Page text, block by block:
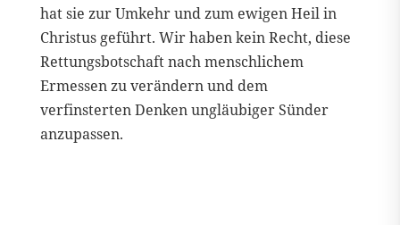
hat sie zur Umkehr und zum ewigen Heil in
Christus geführt. Wir haben kein Recht, diese
Rettungsbotschaft nach menschlichem
Ermessen zu verändern und dem
verfinsterten Denken ungläubiger Sünder
anzupassen.